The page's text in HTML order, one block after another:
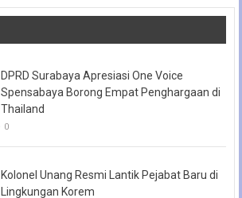
DPRD Surabaya Apresiasi One Voice
Spensabaya Borong Empat Penghargaan di
Thailand
0
Kolonel Unang Resmi Lantik Pejabat Baru di
Lingkungan Korem